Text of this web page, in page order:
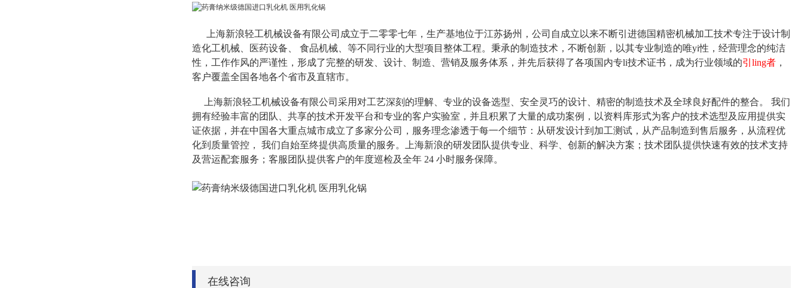
上海新浪轻工机械设备有限公司成立于二零零七年，生产基地位于江苏扬州，公司自成立以来不断引进德国精密机械加工技术专注于设计制
造化工机械、医药设备、
食品机械、等不同行业的大型项目整体工程。秉承的制造技术，不断创新，以其专业制造的唯yi性，经营理念的纯洁
性，工作作风的严谨性，形成了完整的研发、设计、制造、营销及服务体系，并先后获得了各项国内专li技术证书，成为行业领域的引ling者 ，
客户覆盖全国各地各个省市及直辖市。
上海新浪轻工机械设备有限公司采用对工艺深刻的理解、专业的设备选型、安全灵巧的设计、精密的制造技术及全球良好配件的整合。
我们
拥有经验丰富的团队、共享的技术开发平台和专业的客户实验室，并且积累了大量的成功案例，以资料库形式为客户的技术选型及应用提供实
证依据，并在中国各大重点城市成立了多家分公司，服务理念渗透于每一个细节：从研发设计到加工测试，从产品制造到售后服务，从流程优
化到质量管控，
我们自始至终提供高质量的服务。上海新浪的研发团队提供专业、科学、创新的解决方案；技术团队提供快速有效的技术支持
及营运配套服务；客服团队提供客户的年度巡检及全年 24 小时服务保障。
在线咨询